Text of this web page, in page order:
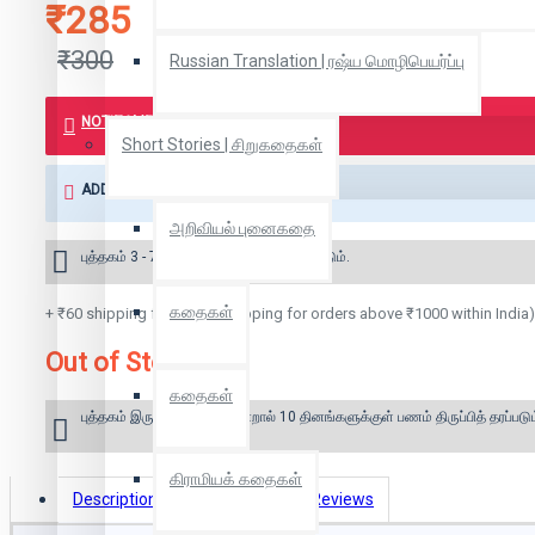
Russian Translation | ரஷ்ய மொழிபெயர்ப்பு
Short Stories | சிறுகதைகள்
அறிவியல் புனைகதை
கதைகள்
கதைகள்
கிராமியக் கதைகள்
₹285
₹300
NOTIFY ME WHEN BOOK IS AVAILABLE
ADD TO WISH LIST
புத்தகம் 3 - 7 நாட்களில் அனுப்பி வைக்கப்படும்.
+ ₹60 shipping fee* (Free shipping for orders above ₹1000 within India)
Out of Stock
புத்தகம் இருப்பில் இல்லை என்றால் 10 தினங்களுக்குள் பணம் திருப்பித்
Description Reviews